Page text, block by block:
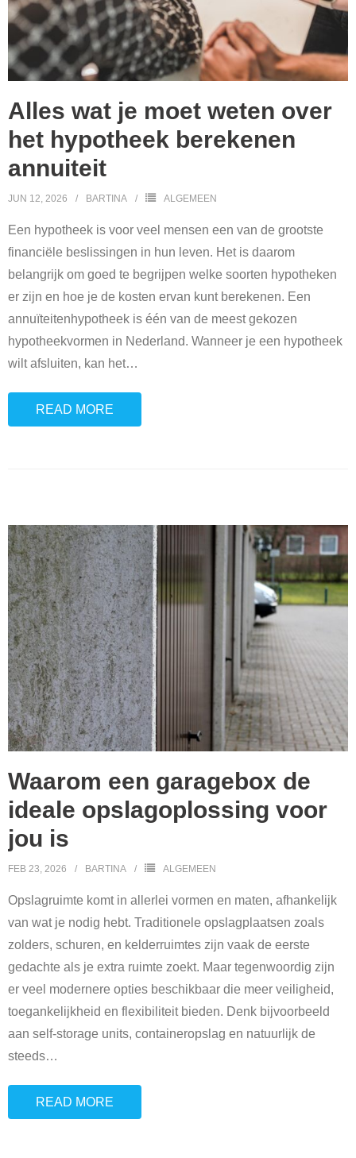
Alles wat je moet weten over
het hypotheek berekenen
annuiteit
JUN 12, 2026 BARTINA ALGEMEEN
Een hypotheek is voor veel mensen een van de grootste
financiële beslissingen in hun leven. Het is daarom
belangrijk om goed te begrijpen welke soorten hypotheken
er zijn en hoe je de kosten ervan kunt berekenen. Een
annuïteitenhypotheek is één van de meest gekozen
hypotheekvormen in Nederland. Wanneer je een hypotheek
wilt afsluiten, kan het…
READ MORE
Waarom een garagebox de
ideale opslagoplossing voor
jou is
FEB 23, 2026 BARTINA ALGEMEEN
Opslagruimte komt in allerlei vormen en maten, afhankelijk
van wat je nodig hebt. Traditionele opslagplaatsen zoals
zolders, schuren, en kelderruimtes zijn vaak de eerste
gedachte als je extra ruimte zoekt. Maar tegenwoordig zijn
er veel modernere opties beschikbaar die meer veiligheid,
toegankelijkheid en flexibiliteit bieden. Denk bijvoorbeeld
aan self-storage units, containeropslag en natuurlijk de
steeds…
READ MORE